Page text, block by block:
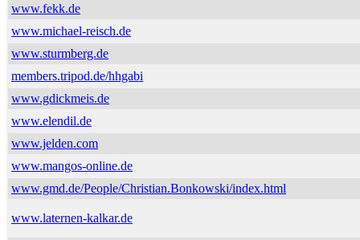
www.fekk.de
www.michael-reisch.de
www.sturmberg.de
members.tripod.de/hhgabi
www.gdickmeis.de
www.elendil.de
www.jelden.com
www.mangos-online.de
www.gmd.de/People/Christian.Bonkowski/index.html
www.laternen-kalkar.de